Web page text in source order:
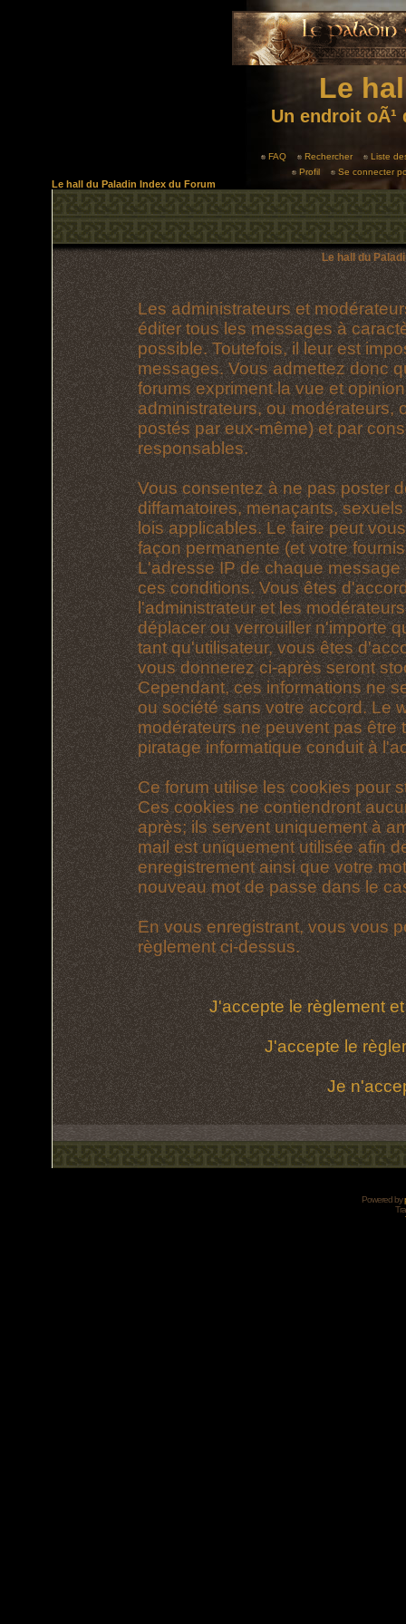
Le
Un endroit
FAQ Rechercher
Liste
Profil
Se connecter
Le hall du Paladin Index du Forum
Le hall du
Les administrateurs et
éditer tous les messages à
possible. Toutefois, il leur est
messages. Vous admettez donc
forums expriment la vue et
administrateurs, ou modérateurs,
postés par eux-même) et par
responsables.
Vous consentez à ne pas poster
diffamatoires, menaçants,
lois applicables. Le faire peut
façon permanente (et votre
L'adresse IP de chaque
ces conditions. Vous êtes
l'administrateur et les
déplacer ou verrouiller n'importe
tant qu'utilisateur, vous êtes
vous donnerez ci-après seront
Cependant, ces informations ne
ou société sans votre accord. Le
modérateurs ne peuvent pas
piratage informatique conduit à
Ce forum utilise les cookies pour
Ces cookies ne contiendront
après; ils servent uniquement à
mail est uniquement utilisée afin
enregistrement ainsi que votre
nouveau mot de passe dans le
En vous enregistrant, vous vous
règlement ci-dessus.
J'accepte le règlement
J'accepte le
Je
Powered by